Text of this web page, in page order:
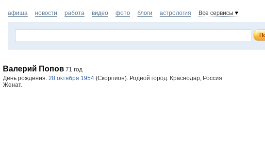
афиша новости работа видео фото блоги астрология Все сервисы
Валерий Попов 71 год
День рождения: 28 октября 1954 (Скорпион). Родной город: Краснодар, Россия
Женат.